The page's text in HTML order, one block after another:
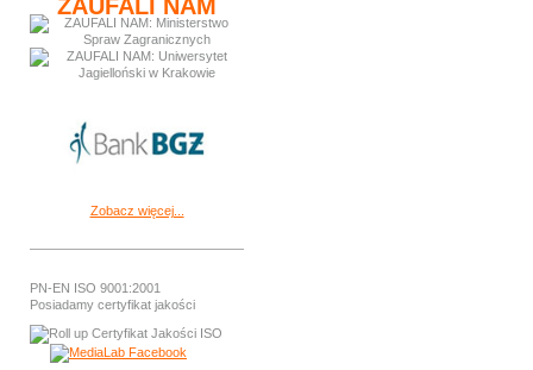
ZAUFALI NAM
Zobacz więcej...
PN-EN ISO 9001:2001
Posiadamy certyfikat jakości